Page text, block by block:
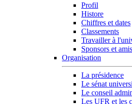
Profil
Histore
Chiffres et dates
Classements
Travailler à
Sponsors et amis
Organisation
La présidence
Le sénat
Le conseil
Les UFR et les